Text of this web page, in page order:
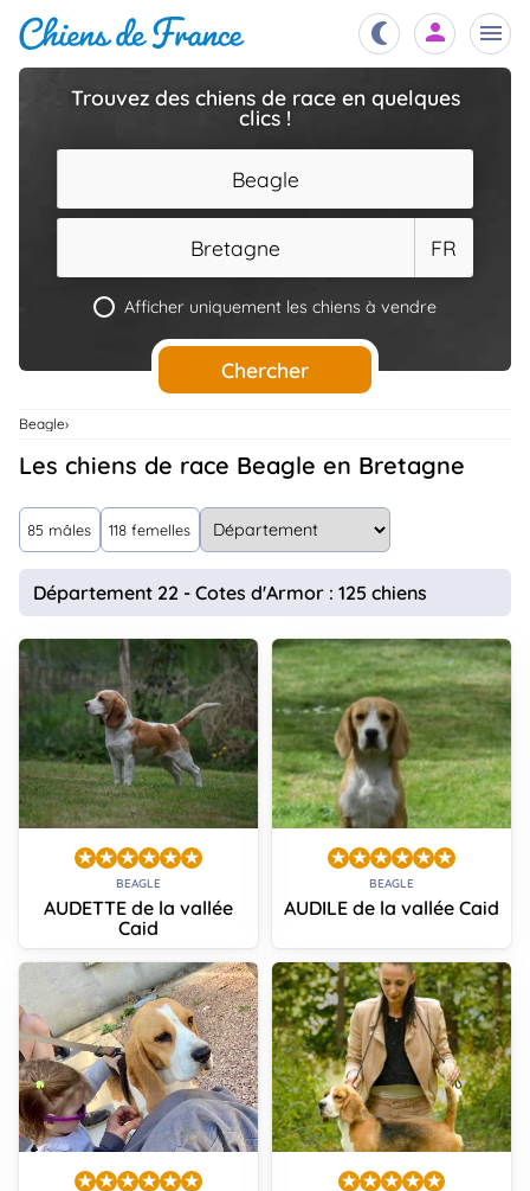
Services
..
Assurances
Connexion
Trouvez des chiens de race en quelques
clics !
Beagle
Bretagne FR
Afficher uniquement les chiens à vendre
Chercher
Beagle
Les chiens de race Beagle en Bretagne
85 mâles 118 femelles
Département 22 - Cotes d'Armor : 125 chiens
BEAGLE
AUDETTE de la vallée
Caid
BEAGLE
AUDILE de la vallée Caid